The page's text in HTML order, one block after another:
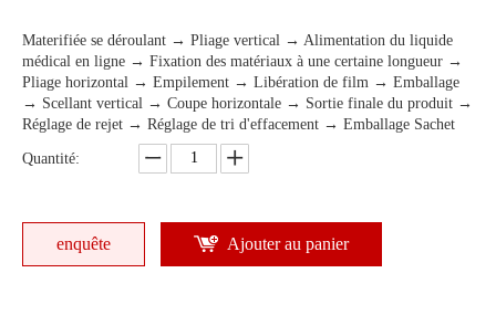
Materifiée se déroulant → Pliage vertical → Alimentation du liquide
médical en ligne → Fixation des matériaux à une certaine longueur →
Pliage horizontal → Empilement → Libération de film → Emballage
→ Scellant vertical → Coupe horizontale → Sortie finale du produit →
Réglage de rejet → Réglage de tri d'effacement → Emballage Sachet
Quantité:
enquête Ajouter au panier